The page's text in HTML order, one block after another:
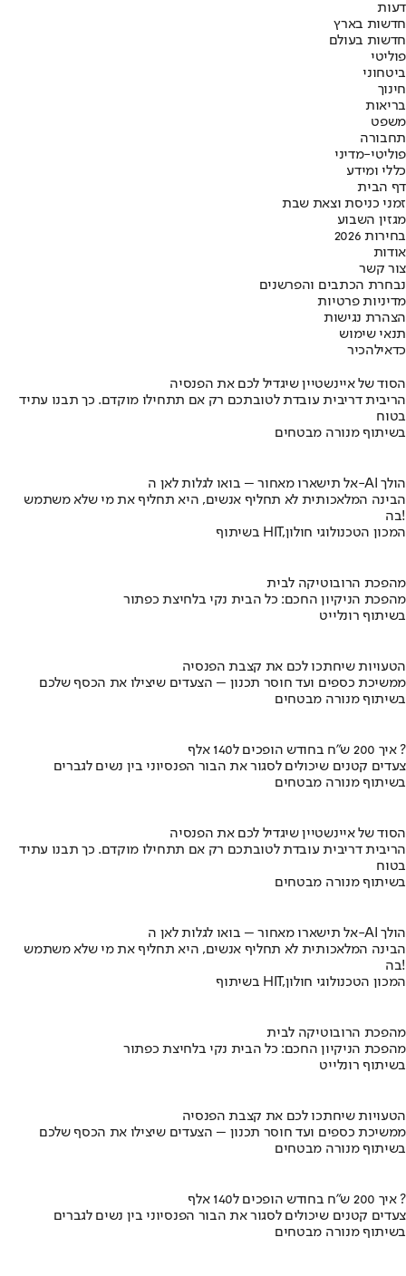
דעות
חדשות בארץ
חדשות בעולם
פוליטי
ביטחוני
חינוך
בריאות
משפט
תחבורה
פוליטי-מדיני
כללי ומידע
דף הבית
זמני כניסת וצאת שבת
מגזין השבוע
בחירות 2026
אודות
צור קשר
נבחרת הכתבים והפרשנים
מדיניות פרטיות
הצהרת נגישות
תנאי שימוש
כדאילהכיר
הסוד של איינשטיין שיגדיל לכם את הפנסיה
הריבית דריבית עובדת לטובתכם רק אם תתחילו מוקדם. כך תבנו עתיד
בטוח
בשיתוף מנורה מבטחים
אל תישארו מאחור – בואו לגלות לאן ה-AI הולך
הבינה המלאכותית לא תחליף אנשים, היא תחליף את מי שלא משתמש
בה!
בשיתוף HIT,המכון הטכנולוגי חולון
מהפכת הרובוטיקה לבית
מהפכת הניקיון החכם: כל הבית נקי בלחיצת כפתור
בשיתוף רונלייט
הטעויות שיחתכו לכם את קצבת הפנסיה
ממשיכת כספים ועד חוסר תכנון – הצעדים שיצילו את הכסף שלכם
בשיתוף מנורה מבטחים
איך 200 ש"ח בחודש הופכים ל140 אלף ?
צעדים קטנים שיכולים לסגור את הבור הפנסיוני בין נשים לגברים
בשיתוף מנורה מבטחים
הסוד של איינשטיין שיגדיל לכם את הפנסיה
הריבית דריבית עובדת לטובתכם רק אם תתחילו מוקדם. כך תבנו עתיד
בטוח
בשיתוף מנורה מבטחים
אל תישארו מאחור – בואו לגלות לאן ה-AI הולך
הבינה המלאכותית לא תחליף אנשים, היא תחליף את מי שלא משתמש
בה!
בשיתוף HIT,המכון הטכנולוגי חולון
מהפכת הרובוטיקה לבית
מהפכת הניקיון החכם: כל הבית נקי בלחיצת כפתור
בשיתוף רונלייט
הטעויות שיחתכו לכם את קצבת הפנסיה
ממשיכת כספים ועד חוסר תכנון – הצעדים שיצילו את הכסף שלכם
בשיתוף מנורה מבטחים
איך 200 ש"ח בחודש הופכים ל140 אלף ?
צעדים קטנים שיכולים לסגור את הבור הפנסיוני בין נשים לגברים
בשיתוף מנורה מבטחים